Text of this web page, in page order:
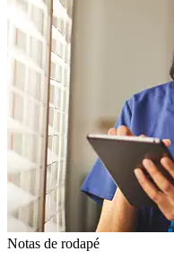
Notas de rodapé